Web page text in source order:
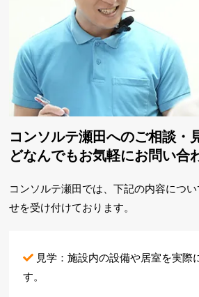
コンソルテ瀬田へのご相談・
どなんでもお気軽にお問い合
コンソルテ瀬田では、下記の内容につ
せを受け付けております。
見学：施設内の設備や居室を実際
す。